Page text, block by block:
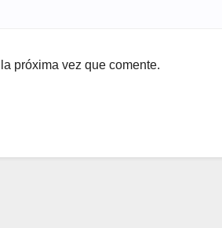
próxima vez que comente.